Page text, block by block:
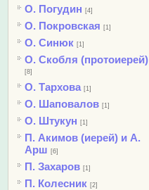
О. Погудин [4]
О. Покровская [1]
О. Синюк [1]
О. Скобля (протоиерей)
[8]
О. Тархова [1]
О. Шаповалов [1]
О. Штукун [1]
П. Акимов (иерей) и А.
Арш [6]
П. Захаров [1]
П. Колесник [2]